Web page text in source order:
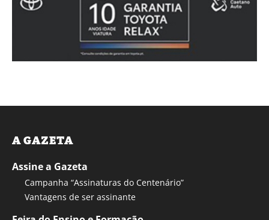
A GAZETA
Assine a Gazeta
Campanha “Assinaturas do Centenário”
Vantagens de ser assinante